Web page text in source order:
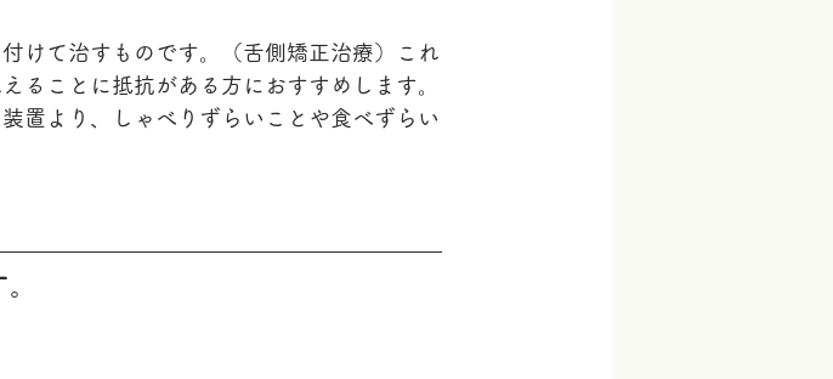
けて治すものです。（舌側矯正治療）これ
ることに抵抗がある方におすすめします。
置より、しゃべりずらいことや食べずらい